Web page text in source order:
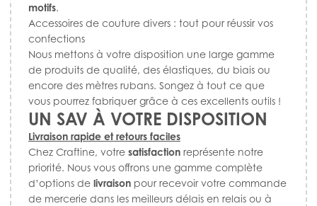
motifs.
Accessoires de couture divers : tout pour réussir vos
confections
Nous mettons à votre disposition une large gamme
de produits de qualité, des élastiques, du biais ou
encore des mètres rubans. Songez à tout ce que
vous pourrez fabriquer grâce à ces excellents outils !
UN SAV À VOTRE DISPOSITION
Livraison rapide et retours faciles
Chez Craftine, votre satisfaction représente notre
priorité. Nous vous offrons une gamme complète
d’options de livraison pour recevoir votre commande
de mercerie dans les meilleurs délais en relais ou à